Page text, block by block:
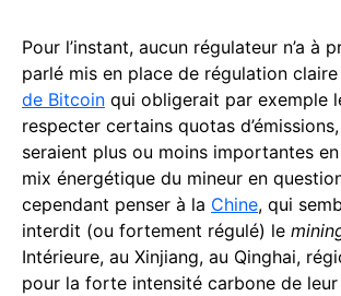
Pour l’instant, aucun régulateur n’a à
parlé mis en place de régulation
de Bitcoin qui obligerait par exemple
respecter certains quotas
seraient plus ou moins importantes
mix énergétique du mineur en
cependant penser à la Chine, qui
interdit (ou fortement régulé) le
Intérieure, au Xinjiang, au Qinghai,
pour la forte intensité carbone de